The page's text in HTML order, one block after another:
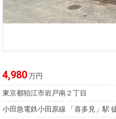
4,980万円
東京都狛江市岩戸南２丁目
小田急電鉄小田原線 「喜多見」駅